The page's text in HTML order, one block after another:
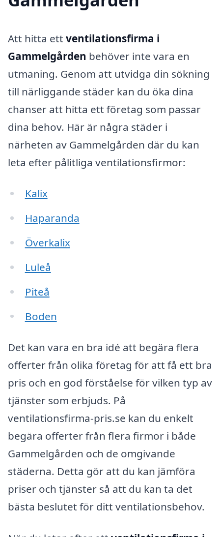
Att hitta ett ventilationsfirma i
Gammelgården behöver inte vara en
utmaning. Genom att utvidga din sökning
till närliggande städer kan du öka dina
chanser att hitta ett företag som passar
dina behov. Här är några städer i
närheten av Gammelgården där du kan
leta efter pålitliga ventilationsfirmor:
Kalix
Haparanda
Överkalix
Luleå
Piteå
Boden
Det kan vara en bra idé att begära flera
offerter från olika företag för att få ett bra
pris och en god förståelse för vilken typ av
tjänster som erbjuds. På
ventilationsfirma-pris.se kan du enkelt
begära offerter från flera firmor i både
Gammelgården och de omgivande
städerna. Detta gör att du kan jämföra
priser och tjänster så att du kan ta det
bästa beslutet för ditt ventilationsbehov.